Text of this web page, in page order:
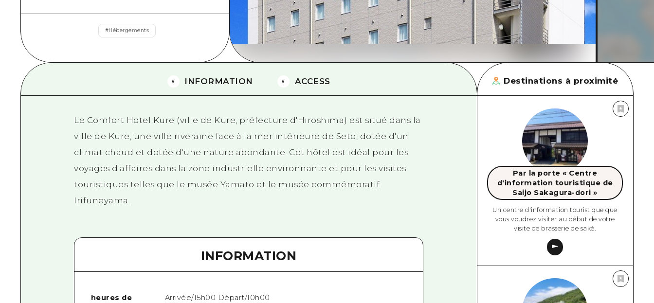
Est de Yamaguchi
Ehime
Shimane
#Hébergements
INFORMATION ACCESS
Le Comfort Hotel Kure (ville de Kure, préfecture d'Hiroshima) est situé dans la
ville de Kure, une ville riveraine face à la mer intérieure de Seto, dotée d'un
climat chaud et dotée d'une nature abondante. Cet hôtel est idéal pour les
voyages d'affaires dans la zone industrielle environnante et pour les visites
touristiques telles que le musée Yamato et le musée commémoratif
Irifuneyama.
INFORMATION
heures de
Arrivée/15h00 Départ/10h00
Destinations à proximité
Par la porte « Centre
d'information touristique de
Saijo Sakagura-dori »
Un centre d'information touristique que
vous voudrez visiter au début de votre
visite de brasserie de saké.